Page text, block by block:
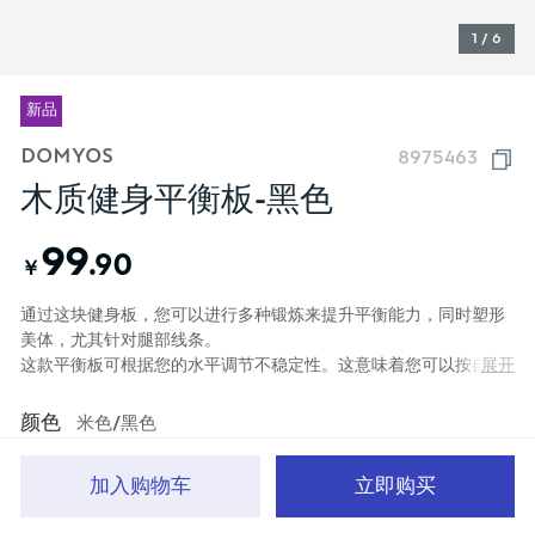
1 / 6
新品
DOMYOS 8975463
木质健身平衡板-黑色
￥ 99.90
通过这块健身板，您可以进行多种锻炼来提升平衡能力，同时塑形
美体，尤其针对腿部线条。
这款平衡板可根据您的水平调节不稳定性。这意味着您可以按自己
展开
颜色 米色/黑色
加入购物车 立即购买